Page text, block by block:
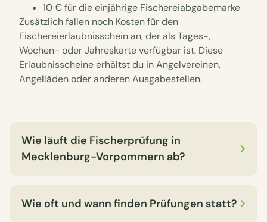
10 € für die einjährige Fischereiabgabemarke
Zusätzlich fallen noch Kosten für den
Fischereierlaubnisschein an, der als Tages-,
Wochen- oder Jahreskarte verfügbar ist. Diese
Erlaubnisscheine erhältst du in Angelvereinen,
Angelläden oder anderen Ausgabestellen.
Wie läuft die Fischerprüfung in
Mecklenburg-Vorpommern ab?
Wie oft und wann finden Prüfungen statt?